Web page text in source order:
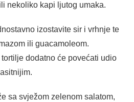
nekoliko kapi ljutog umaka.
izostavite sir i vrhnje te
ili guacamoleom.
dodatno će povećati udio
sa svježom zelenom salatom,